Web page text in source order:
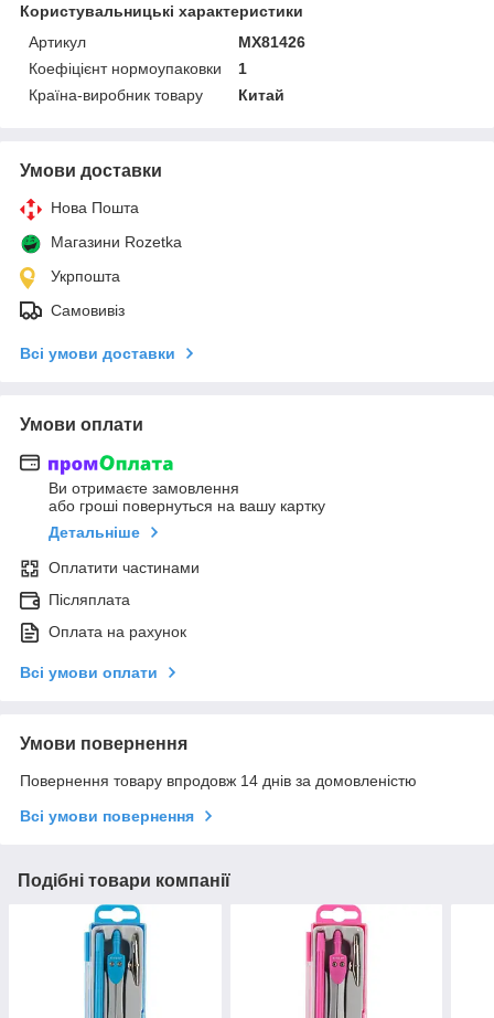
Користувальницькі характеристики
Артикул
MX81426
Коефіцієнт нормоупаковки
1
Країна-виробник товару
Китай
Умови доставки
Нова Пошта
Магазини Rozetka
Укрпошта
Самовивіз
Всі умови доставки
Умови оплати
Ви отримаєте замовлення
або гроші повернуться на вашу картку
Детальніше
Оплатити частинами
Післяплата
Оплата на рахунок
Всі умови оплати
Умови повернення
Повернення товару впродовж 14 днів за домовленістю
Всі умови повернення
Подібні товари компанії